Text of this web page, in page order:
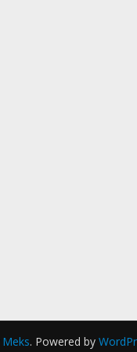
Meks. Powered by